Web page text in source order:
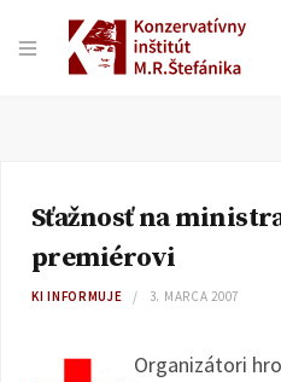
Sťažnosť na
premiérovi
KI INFORMUJE 3. MARCA 2007
Organizátori